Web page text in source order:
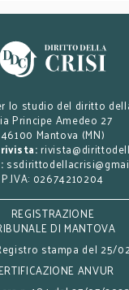
lo studio del diritto
Principe Amedeo 27
46100 Mantova (MN)
P.IVA: 02674210204
REGISTRAZIONE
DI MANTOVA
stampa del 25/
ANVUR